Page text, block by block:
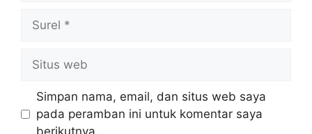
Surel
Situs
web
Simpan nama, email, dan situs web saya
pada peramban ini untuk komentar saya